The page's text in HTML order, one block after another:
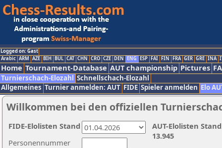
Logged on: Gast
Arabic ARM AZE BIH BUL CAT CHN CRO CZE DEN ENG ESP FAI FIN FRA GER GRE INA
Home Tournament-Database AUT championship Pictures
Turnierschach-Elozahl Schnellschach-Elozahl
Allgemeines Turnier anmelden: AUT FIDE Spieler anmelden Elo
Willkommen bei den offiziellen
Personennummer
AUT-Elolisten
13.945
FIDE-Elolisten Stand